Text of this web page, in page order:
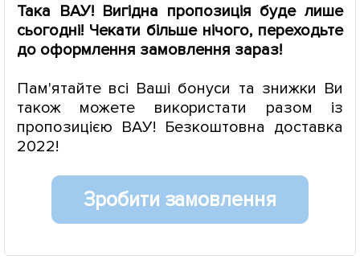
Така ВАУ! Вигідна пропозиція буде лише
сьогодні! Чекати більше нічого, переходьте
до оформлення замовлення зараз!
Пам'ятайте всі Ваші бонуси та знижки Ви
також можете використати разом із
пропозицією ВАУ! Безкоштовна доставка
2022!
Зробити замовлення